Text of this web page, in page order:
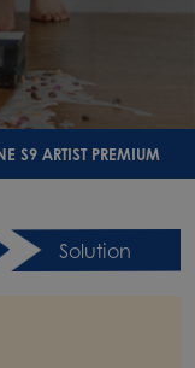
ARTIST PREMIUM
Solution